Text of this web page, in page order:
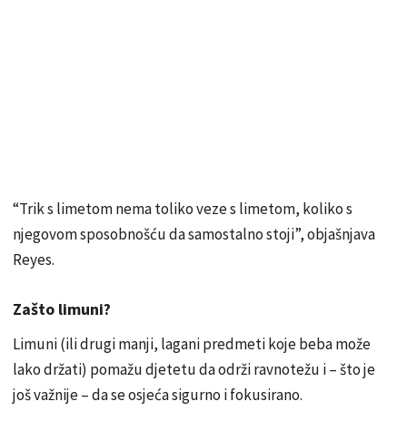
“Trik s limetom nema toliko veze s limetom, koliko s
njegovom sposobnošću da samostalno stoji”, objašnjava
Reyes.
Zašto limuni?
Limuni (ili drugi manji, lagani predmeti koje beba može
lako držati) pomažu djetetu da održi ravnotežu i – što je
još važnije – da se osjeća sigurno i fokusirano.